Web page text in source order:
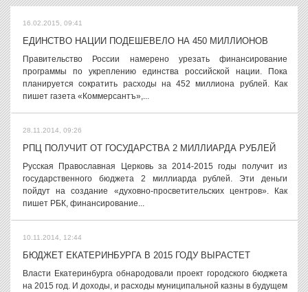
16.02.2015, 09:41
ЕДИНСТВО НАЦИИ ПОДЕШЕВЕЛО НА 450 МИЛЛИОНОВ
Правительство России намерено урезать финансирование
программы по укреплению единства российской нации. Пока
планируется сократить расходы на 452 миллиона рублей. Как
пишет газета «Коммерсантъ»,...
28.11.2014, 09:26
РПЦ ПОЛУЧИТ ОТ ГОСУДАРСТВА 2 МИЛЛИАРДА РУБЛЕЙ
Русская Православная Церковь за 2014-2015 годы получит из
государственного бюджета 2 миллиарда рублей. Эти деньги
пойдут на создание «духовно-просветительских центров». Как
пишет РБК, финансирование...
10.11.2014, 12:44
БЮДЖЕТ ЕКАТЕРИНБУРГА В 2015 ГОДУ ВЫРАСТЕТ
Власти Екатеринбурга обнародовали проект городского бюджета
на 2015 год. И доходы, и расходы муниципальной казны в будущем